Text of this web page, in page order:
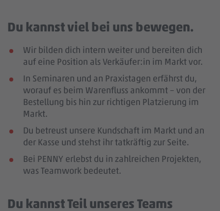
Du kannst viel bei uns bewegen.
Wir bilden dich intern weiter und bereiten dich
auf eine Position als Verkäufer:in im Markt vor.
In Seminaren und an Praxistagen erfährst du,
worauf es beim Warenfluss ankommt – von der
Bestellung bis hin zur richtigen Platzierung im
Markt.
Du betreust unsere Kundschaft im Markt und an
der Kasse und stehst ihr tatkräftig zur Seite.
Bei PENNY erlebst du in zahlreichen Projekten,
was Teamwork bedeutet.
Du kannst Teil unseres Teams